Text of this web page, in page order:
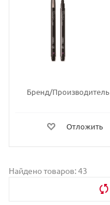
Бренд/Производитель
Отложить
Найдено товаров: 43